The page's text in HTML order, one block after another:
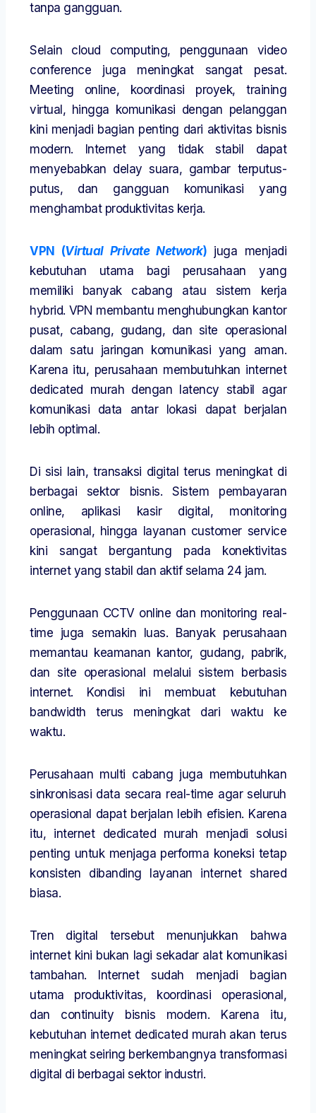
tanpa gangguan.
Selain cloud computing, penggunaan video
conference juga meningkat sangat pesat.
Meeting online, koordinasi proyek, training
virtual, hingga komunikasi dengan pelanggan
kini menjadi bagian penting dari aktivitas bisnis
modern. Internet yang tidak stabil dapat
menyebabkan delay suara, gambar terputus-
putus, dan gangguan komunikasi yang
menghambat produktivitas kerja.
VPN (Virtual Private Network) juga menjadi
kebutuhan utama bagi perusahaan yang
memiliki banyak cabang atau sistem kerja
hybrid. VPN membantu menghubungkan kantor
pusat, cabang, gudang, dan site operasional
dalam satu jaringan komunikasi yang aman.
Karena itu, perusahaan membutuhkan internet
dedicated murah dengan latency stabil agar
komunikasi data antar lokasi dapat berjalan
lebih optimal.
Di sisi lain, transaksi digital terus meningkat di
berbagai sektor bisnis. Sistem pembayaran
online, aplikasi kasir digital, monitoring
operasional, hingga layanan customer service
kini sangat bergantung pada konektivitas
internet yang stabil dan aktif selama 24 jam.
Penggunaan CCTV online dan monitoring real-
time juga semakin luas. Banyak perusahaan
memantau keamanan kantor, gudang, pabrik,
dan site operasional melalui sistem berbasis
internet. Kondisi ini membuat kebutuhan
bandwidth terus meningkat dari waktu ke
waktu.
Perusahaan multi cabang juga membutuhkan
sinkronisasi data secara real-time agar seluruh
operasional dapat berjalan lebih efisien. Karena
itu, internet dedicated murah menjadi solusi
penting untuk menjaga performa koneksi tetap
konsisten dibanding layanan internet shared
biasa.
Tren digital tersebut menunjukkan bahwa
internet kini bukan lagi sekadar alat komunikasi
tambahan. Internet sudah menjadi bagian
utama produktivitas, koordinasi operasional,
dan continuity bisnis modern. Karena itu,
kebutuhan internet dedicated murah akan terus
meningkat seiring berkembangnya transformasi
digital di berbagai sektor industri.